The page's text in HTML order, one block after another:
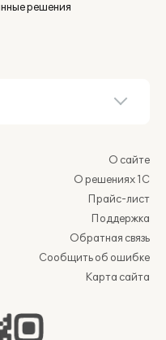
решения
О сайте
О решениях 1С
Прайс-лист
Поддержка
Обратная связь
Сообщить об ошибке
Карта сайта